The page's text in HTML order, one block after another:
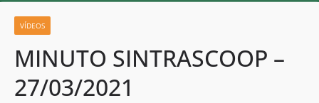
VÍDEOS
MINUTO SINTRASCOOP –
27/03/2021